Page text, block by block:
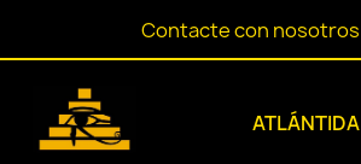
Contacte con nosotros
ATLÁNTIDA